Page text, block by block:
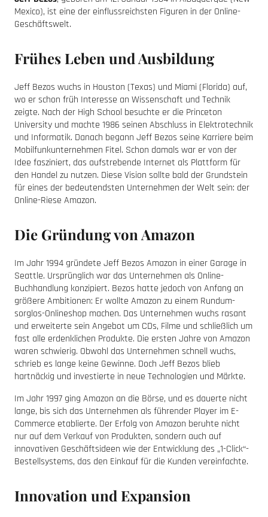
Mexico), ist eine der einflussreichsten Figuren in der Online-
Geschäftswelt.
Frühes Leben und Ausbildung
Jeff Bezos wuchs in Houston (Texas) und Miami (Florida) auf,
wo er schon früh Interesse an Wissenschaft und Technik
zeigte. Nach der High School besuchte er die Princeton
University und machte 1986 seinen Abschluss in Elektrotechnik
und Informatik. Danach begann Jeff Bezos seine Karriere beim
Mobilfunkunternehmen Fitel. Schon damals war er von der
Idee fasziniert, das aufstrebende Internet als Plattform für
den Handel zu nutzen. Diese Vision sollte bald der Grundstein
für eines der bedeutendsten Unternehmen der Welt sein: der
Online-Riese Amazon.
Die Gründung von Amazon
Im Jahr 1994 gründete Jeff Bezos Amazon in einer Garage in
Seattle. Ursprünglich war das Unternehmen als Online-
Buchhandlung konzipiert. Bezos hatte jedoch von Anfang an
größere Ambitionen: Er wollte Amazon zu einem Rundum-
sorglos-Onlineshop machen. Das Unternehmen wuchs rasant
und erweiterte sein Angebot um CDs, Filme und schließlich um
fast alle erdenklichen Produkte. Die ersten Jahre von Amazon
waren schwierig. Obwohl das Unternehmen schnell wuchs,
schrieb es lange keine Gewinne. Doch Jeff Bezos blieb
hartnäckig und investierte in neue Technologien und Märkte.
Im Jahr 1997 ging Amazon an die Börse, und es dauerte nicht
lange, bis sich das Unternehmen als führender Player im E-
Commerce etablierte. Der Erfolg von Amazon beruhte nicht
nur auf dem Verkauf von Produkten, sondern auch auf
innovativen Geschäftsideen wie der Entwicklung des „1-Click“-
Bestellsystems, das den Einkauf für die Kunden vereinfachte.
Innovation und Expansion